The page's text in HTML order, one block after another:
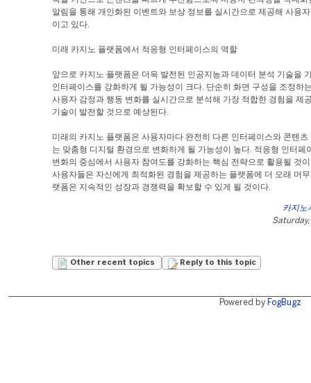
알림을 통해 개인화된 이벤트와 보상 정보를 실시간으로 제공해 사용
이고 있다.
미래 카지노 플랫폼에서 적응형 인터페이스의 역할
앞으로 카지노 플랫폼은 더욱 발전된 인공지능과 데이터 분석 기술을
인터페이스를 강화하게 될 가능성이 크다. 단순히 화면 구성을 조정하
사용자 감정과 행동 변화를 실시간으로 분석해 가장 적합한 경험을 제
기술이 발전할 것으로 예상된다.
미래의 카지노 플랫폼은 사용자마다 완전히 다른 인터페이스와 콘텐츠
는 맞춤형 디지털 환경으로 변화하게 될 가능성이 높다. 적응형 인터페
변화의 중심에서 사용자 참여도를 강화하는 핵심 전략으로 활용될 것
사용자들은 자신에게 최적화된 경험을 제공하는 플랫폼에 더 오래 머
랫폼은 지속적인 성장과 경쟁력을 확보할 수 있게 될 것이다.
카지노
Other recent topics Reply to this topic
Powered by FogBugz